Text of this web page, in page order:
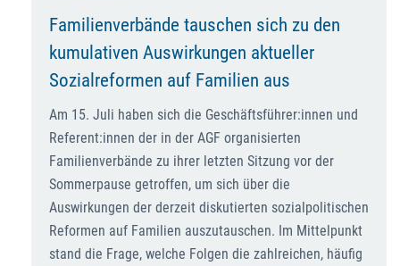
Familienverbände tauschen sich zu den
kumulativen Auswirkungen aktueller
Sozialreformen auf Familien aus
Am 15. Juli haben sich die Geschäftsführer:innen und
Referent:innen der in der AGF organisierten
Familienverbände zu ihrer letzten Sitzung vor der
Sommerpause getroffen, um sich über die
Auswirkungen der derzeit diskutierten sozialpolitischen
Reformen auf Familien auszutauschen. Im Mittelpunkt
stand die Frage, welche Folgen die zahlreichen, häufig